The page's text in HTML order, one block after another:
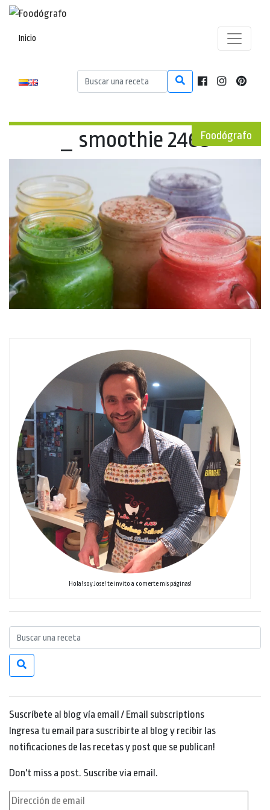
Inicio
Foodógrafo
_ smoothie 2469
Hola! soy Jose! te invito a comerte mis páginas!
Suscríbete al blog vía email / Email subscriptions
Ingresa tu email para suscribirte al blog y recibir las
notificaciones de las recetas y post que se publican!
Don't miss a post. Suscribe via email.
Dirección